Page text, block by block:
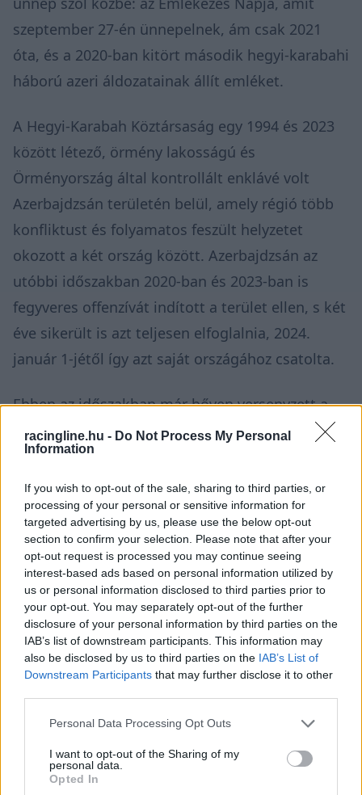
racingline.hu - Do Not Process My Personal
Information
If you wish to opt-out of the sale, sharing to third parties, or
processing of your personal or sensitive information for
targeted advertising by us, please use the below opt-out
section to confirm your selection. Please note that after your
opt-out request is processed you may continue seeing
interest-based ads based on personal information utilized by
us or personal information disclosed to third parties prior to
your opt-out. You may separately opt-out of the further
disclosure of your personal information by third parties on the
IAB’s list of downstream participants. This information may
also be disclosed by us to third parties on the IAB’s List of
Downstream Participants that may further disclose it to other
Please note that this website/app uses one or more Google
not limited to your visit or usage behaviour. You may click to
grant or deny consent to Google and its third-party tags to
use your data for below specified purposes in below Google
Personal Data Processing Opt Outs
I want to opt-out of the Sharing of my
personal data.
Opted In
szeptember 27-én ünnepelnek, ám csak 2021
óta, és a 2020-ban kitört második hegyi-karabahi
háború azeri áldozatainak állít emléket.
A Hegyi-Karabah Köztársaság egy 1994 és 2023
között létező, örmény lakosságú és
Örményország által kontrollált enklávé volt
Azerbajdzsán területén belül, amely régió több
konfliktust és folyamatos feszült helyzetet
okozott a két ország között. Azerbajdzsán az
utóbbi időszakban 2020-ban és 2023-ban is
fegyveres offenzívát indított a terület ellen, s két
éve sikerült is azt teljesen elfoglalnia, 2024.
január 1-jétől így azt saját országához csatolta.
Ebben az időszakban már bőven versenyzett a
Forma–1 Azerbajdzsánban, ahova 2016-ban
látogatott el először a sorozat, de a fegyveres
konfliktusok sohasem a nagydíjhétvége
környékén zajlottak, a sport pedig semmiféle
elítélő nyilatkozatot vagy lépést nem tett a
versenyrendező partnerének háborúskodása
miatt. A 2020-as események kapcsán (ebben az
évben a Covid miatt el is maradt a futam)
semmilyen módon nem nyilvánult meg a
sportág, 2023-ban pedig Mohammed Ben